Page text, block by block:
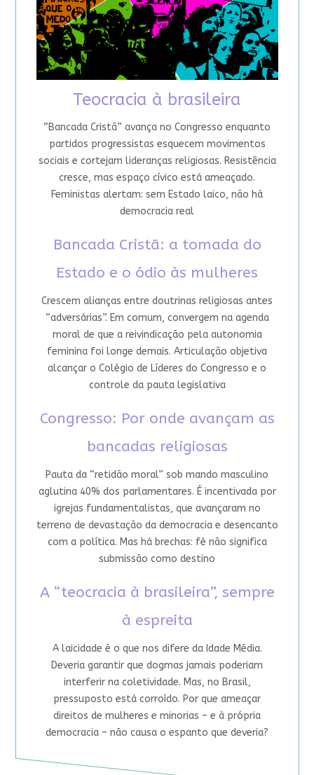
Teocracia à brasileira
“Bancada Cristã” avança no Congresso enquanto
partidos progressistas esquecem movimentos
sociais e cortejam lideranças religiosas. Resistência
cresce, mas espaço cívico está ameaçado.
Feministas alertam: sem Estado laico, não há
democracia real
Bancada Cristã: a tomada do
Estado e o ódio às mulheres
Crescem alianças entre doutrinas religiosas antes
“adversárias”. Em comum, convergem na agenda
moral de que a reivindicação pela autonomia
feminina foi longe demais. Articulação objetiva
alcançar o Colégio de Líderes do Congresso e o
controle da pauta legislativa
Congresso: Por onde avançam as
bancadas religiosas
Pauta da “retidão moral” sob mando masculino
aglutina 40% dos parlamentares. É incentivada por
igrejas fundamentalistas, que avançaram no
terreno de devastação da democracia e desencanto
com a política. Mas há brechas: fé não significa
submissão como destino
A “teocracia à brasileira”, sempre
à espreita
A laicidade é o que nos difere da Idade Média.
Deveria garantir que dogmas jamais poderiam
interferir na coletividade. Mas, no Brasil,
pressuposto está corroído. Por que ameaçar
direitos de mulheres e minorias – e à própria
democracia – não causa o espanto que deveria?